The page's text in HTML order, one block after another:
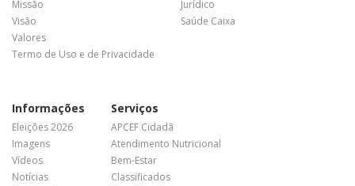
Missão
Visão
Valores
Termo de Uso e de Privacidade
Jurídico
Saúde Caixa
Informações
Eleições 2026
Imagens
Vídeos
Notícias
Serviços
APCEF Cidadã
Atendimento Nutricional
Bem-Estar
Classificados